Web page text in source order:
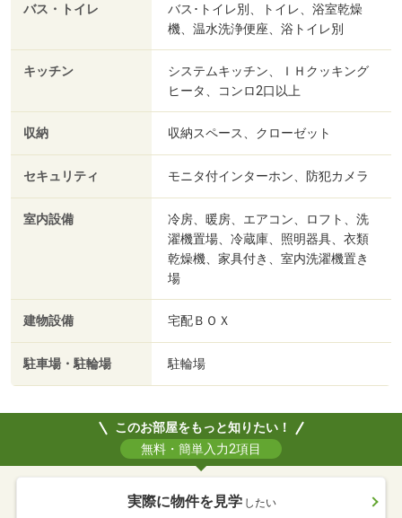
バス・トイレ
バス･トイレ別、トイレ、浴室乾燥
機、温水洗浄便座、浴トイレ別
キッチン
システムキッチン、ＩＨクッキング
ヒータ、コンロ2口以上
収納 収納スペース、クローゼット
セキュリティ モニタ付インターホン、防犯カメラ
室内設備
冷房、暖房、エアコン、ロフト、洗
濯機置場、冷蔵庫、照明器具、衣類
乾燥機、家具付き、室内洗濯機置き
場
建物設備 宅配ＢＯＸ
駐車場・駐輪場 駐輪場
このお部屋をもっと知りたい！
無料・簡単入力2項目
実際に物件を見学 したい